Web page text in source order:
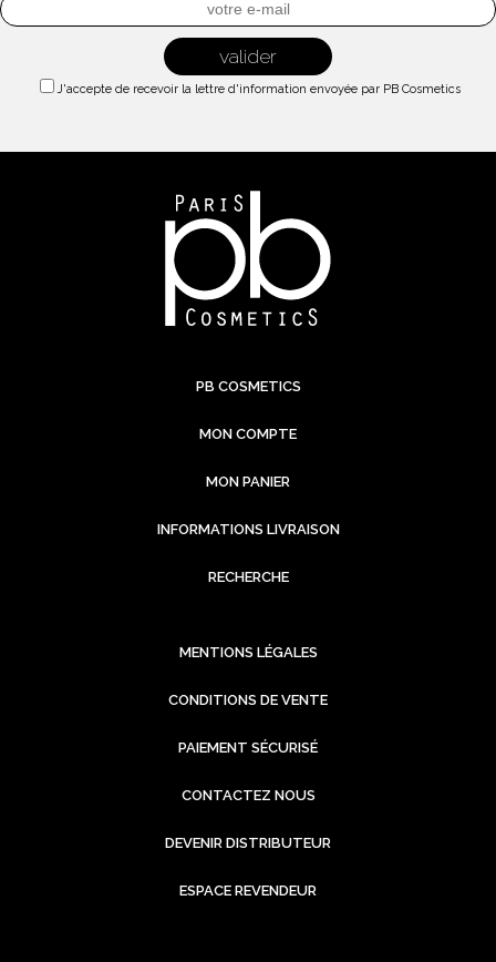
J'accepte de recevoir la lettre d'information envoyée par PB Cosmetics
PB COSMETICS
MON COMPTE
MON PANIER
INFORMATIONS LIVRAISON
RECHERCHE
MENTIONS LÉGALES
CONDITIONS DE VENTE
PAIEMENT SÉCURISÉ
CONTACTEZ NOUS
DEVENIR DISTRIBUTEUR
ESPACE REVENDEUR